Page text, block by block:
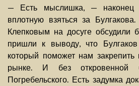
— Есть мыслишка, — наконец
вплотную взяться за
Клепковым на досуге обсудили
пришли к выводу, что
который поможет нам
рынке. И без откровенной
Погребельского. Есть задумка